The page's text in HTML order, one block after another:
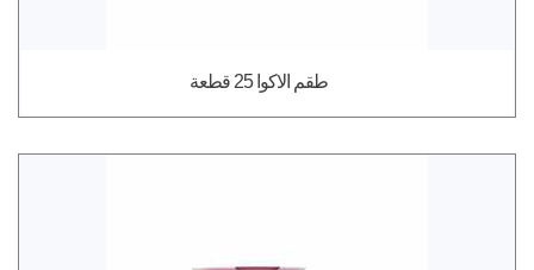
طقم الاكوا 25 قطعة